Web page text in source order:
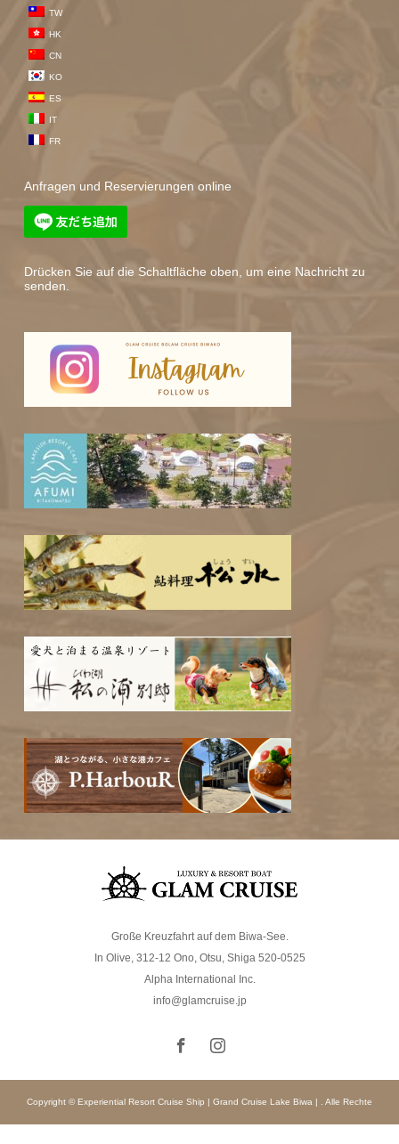
TW
HK
CN
KO
ES
IT
FR
Anfragen und Reservierungen online
Drücken Sie auf die Schaltfläche oben, um eine Nachricht zu
senden.
Große Kreuzfahrt auf dem Biwa-See.
In Olive, 312-12 Ono, Otsu, Shiga 520-0525
Alpha International Inc.
info@glamcruise.jp
Copyright © Experiential Resort Cruise Ship | Grand Cruise Lake Biwa | . Alle Rechte